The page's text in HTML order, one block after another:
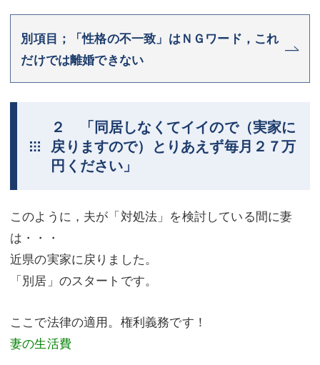
別項目；「性格の不一致」はＮＧワード，これ
だけでは離婚できない
２ 「同居しなくてイイので（実家に
戻りますので）とりあえず毎月２７万
円ください」
このように，夫が「対処法」を検討している間に妻
は・・・
近県の実家に戻りました。
「別居」のスタートです。
ここで法律の適用。権利義務です！
妻の生活費